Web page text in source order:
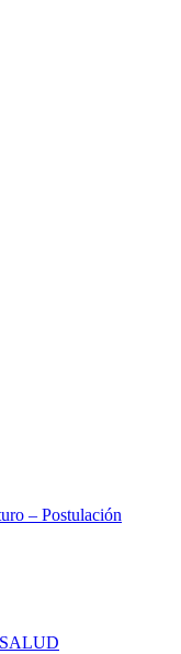
– Postulación